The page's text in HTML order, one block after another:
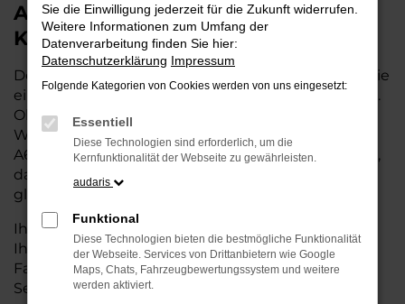
Audi A6 Fahrzeuge bei Schmidt +
Koch für Syke
Der Audi A6 ist die perfekte Wahl für alle in Syke, die
ein zuverlässiges und modernes Fahrzeug suchen.
Ob für den täglichen Arbeitsweg,
Wochenendausflüge oder lange Reisen, der Audi
A6 bietet Komfort, Effizienz und modernes Design,
das sowohl in der Stadt als auch auf dem Land
glänzt.
Ihr Audi Autohaus in der Nähe von Syke bietet
Ihnen neben einer breiten Auswahl an Audi
Fahrzeugen auch umfassende Beratung und
Service. Wir unterstützen Sie bei der Auswahl des
Sie die Einwilligung jederzeit für die Zukunft widerrufen.
Weitere Informationen zum Umfang der
Datenverarbeitung finden Sie hier:
Datenschutzerklärung Impressum
Folgende Kategorien von Cookies werden von uns eingesetzt:
Essentiell
Diese Technologien sind erforderlich, um die
Kernfunktionalität der Webseite zu gewährleisten.
audaris
Funktional
Diese Technologien bieten die bestmögliche Funktionalität
der Webseite. Services von Drittanbietern wie Google
Maps, Chats, Fahrzeugbewertungssystem und weitere
werden aktiviert.